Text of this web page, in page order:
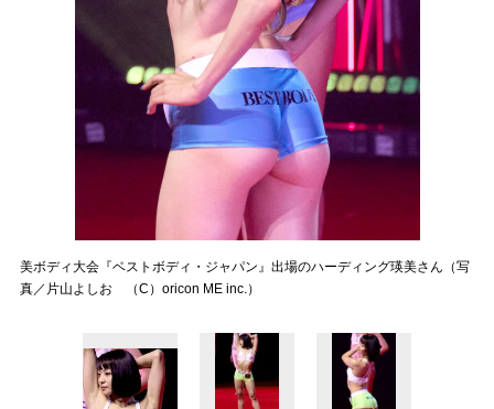
美ボディ大会『ベストボディ・ジャパン』出場のハーディング瑛美さん（写
真／片山よしお （C）oricon ME inc.）